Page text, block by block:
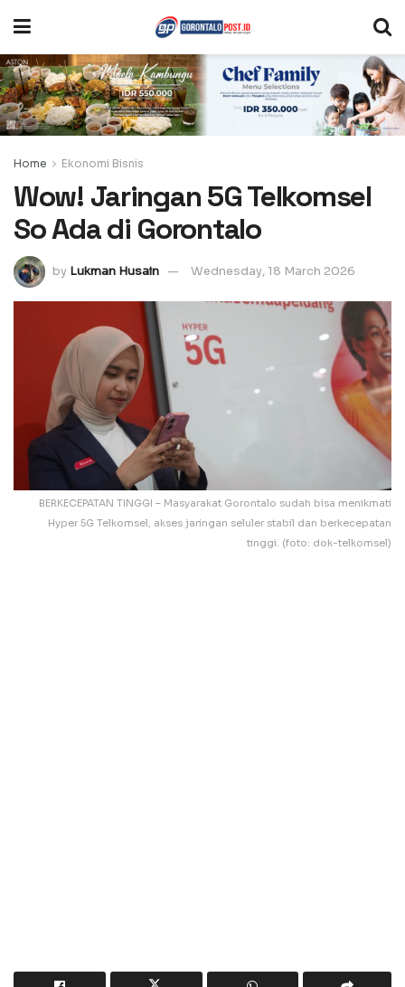
Home Ekonomi Bisnis
Wow! Jaringan 5G Telkomsel
So Ada di Gorontalo
by Lukman Husain Wednesday, 18 March 2026
BERKECEPATAN TINGGI – Masyarakat Gorontalo sudah bisa menikmati
Hyper 5G Telkomsel, akses jaringan seluler stabil dan berkecepatan
tinggi. (foto: dok-telkomsel)